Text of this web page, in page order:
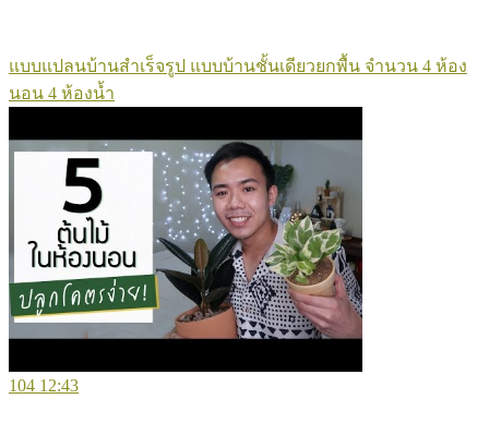
แบบแปลนบ้านสำเร็จรูป แบบบ้านชั้นเดียวยกพื้น จำนวน 4 ห้อง
นอน 4 ห้องน้ำ
104 12:43